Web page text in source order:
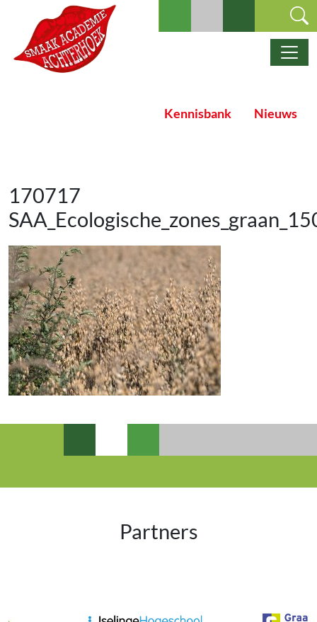
Ga naar de inhoud
Hoofdnavigatie
Kennisbank Nieuws
170717
Partners